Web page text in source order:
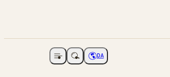
Åbne navigationVælg sprog
DA